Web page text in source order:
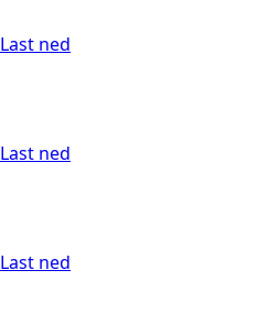
Last ned
Last ned
Last ned